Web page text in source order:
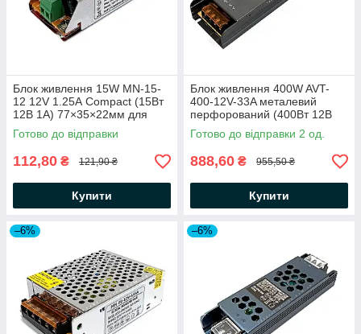
Блок живлення 15W MN-15-
12 12V 1.25А Compact (15Вт
12В 1А) 77×35×22мм для
світлодіодної LED стрічки,
модулів, лінійок
Готово до відправки
112,80 ₴ 121,90 ₴
Купити
Блок живлення 400W AVT-
400-12V-33A металевий
перфорований (400Вт 12В
33А) IP20 вузький
245×63×29мм для
Готово до відправки 2 од.
888,60 ₴ 955,50 ₴
Купити
–6% –6%